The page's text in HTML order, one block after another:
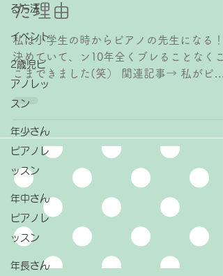
る方法
イベント
2歳児ピ
アノレッ
スン
年少さん
ピアノレ
ッスン
年中さん
ピアノレ
ッスン
年長さん
た理由
私は小学生の時からピアノの先生になる！
決めていて、ン10年全くブレることなくこ
こまできました(笑） 関連記事→ 私がピア
ノの先生を目指すきっかけになった思い出
残る先生 なぜピアノの先生になりたいと思
好きで、好きなことを一生の仕事に...